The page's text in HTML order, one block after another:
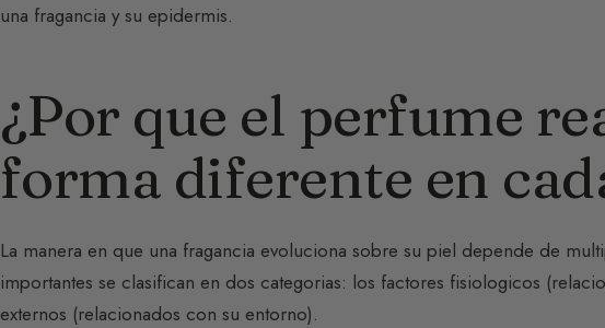
una fragancia y su epidermis.
¿Por que el perfume
forma diferente en
La manera en que una fragancia evoluciona sobre su piel depende de
importantes se clasifican en dos categorias: los factores fisiologicos
externos (relacionados con su entorno).